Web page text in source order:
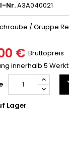
Nr.A3A040021
/ Gruppe
€ Bruttopreis
innerhalb 5
Lager